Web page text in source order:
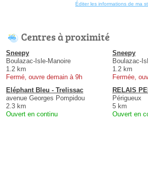
Éditer les informations de ma
Centres à proximité
Sneepy
Boulazac-Isle-Manoire
1.2 km
Fermé, ouvre demain à 9h
Sneepy
Boulazac-
1.2 km
Fermée,
Eléphant Bleu - Trelissac
avenue Georges Pompidou
2.3 km
Ouvert en continu
RELAIS
Périgueux
5 km
Ouvert en